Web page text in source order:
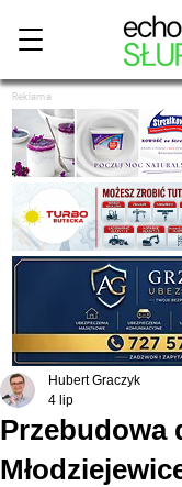
Reklama
Przebudowa
Hubert Graczyk
4 lip